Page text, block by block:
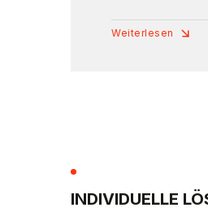
Weiterlesen
INDIVIDUELLE